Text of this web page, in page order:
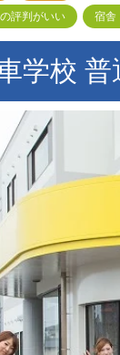
評判がいい 宿舎
学校 普